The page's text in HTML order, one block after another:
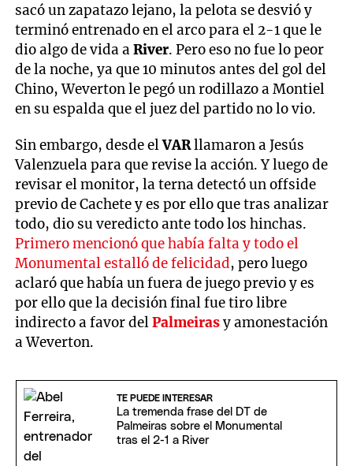
sacó un zapatazo lejano, la pelota se desvió y
terminó entrenado en el arco para el 2-1 que le
dio algo de vida aRiver. Pero eso no fue lo peor
de la noche, ya que 10 minutos antes del gol del
Chino, Weverton le pegó un rodillazo a Montiel
en su espalda que el juez del partido no lo vio.
Sin embargo, desde elVARllamaron a Jesús
Valenzuela para que revise la acción. Y luego de
revisar el monitor, la terna detectó un offside
previo de Cachete y es por ello que tras analizar
todo, dio su veredicto ante todo los hinchas.
Primero mencionó que había falta y todo el
Monumental estalló de felicidad, pero luego
aclaró que había un fuera de juego previo y es
por ello que la decisión final fue tiro libre
indirecto a favor delPalmeirasy amonestación
a Weverton.
TE PUEDE INTERESAR
La tremenda frase del DT de
Palmeiras sobre el Monumental
tras el 2-1 a River